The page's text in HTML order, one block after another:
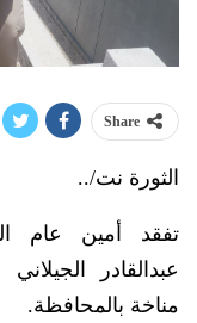
Share
الثورة نت/..
تفقد أمين عام
عبدالقادر
مناخة بالمحافظة.